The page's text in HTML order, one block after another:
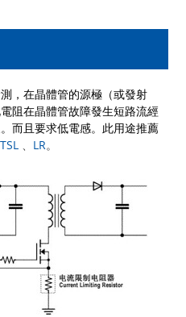
，在晶體管的源極（或發射
阻在晶體管故障發生短路流經
而且要求低電感。此用途推薦
TSL 、 LR。